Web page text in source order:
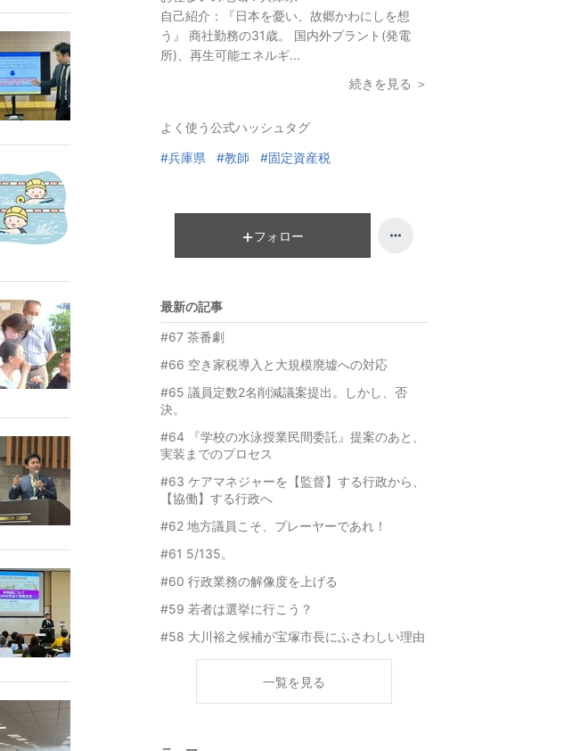
自己紹介：
『日本を憂い、故郷かわにしを想
う』 商社勤務の31歳。 国内外プラント(発電
所)、再生可能エネルギ...
続きを見る ＞
よく使う公式ハッシュタグ
#兵庫県 #教師 #固定資産税
フォロー
最新の記事
#67 茶番劇
#66 空き家税導入と大規模廃墟への対応
#65 議員定数2名削減議案提出。しかし、否
決。
#64 『学校の水泳授業民間委託』提案のあと、
実装までのプロセス
#63 ケアマネジャーを【監督】する行政から、
【協働】する行政へ
#62 地方議員こそ、プレーヤーであれ！
#61 5/135。
#60 行政業務の解像度を上げる
#59 若者は選挙に行こう？
#58 大川裕之候補が宝塚市長にふさわしい理由
一覧を見る